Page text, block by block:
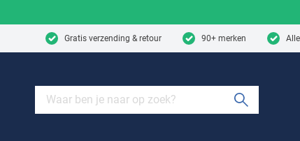
Gratis verzending & retour 90+ merken